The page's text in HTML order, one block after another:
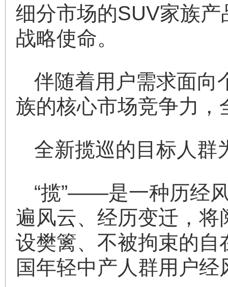
细分市场的SUV家族
战略使命。
伴随着用户需求面向
族的核心市场竞争力，
全新揽巡的目标人群
“揽”——是一种历经
遍风云、经历变迁，
设樊篱、不被拘束的
国年轻中产人群用户